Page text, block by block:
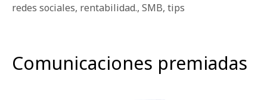
redes sociales, rentabilidad., SMB, tips
Comunicaciones premiadas